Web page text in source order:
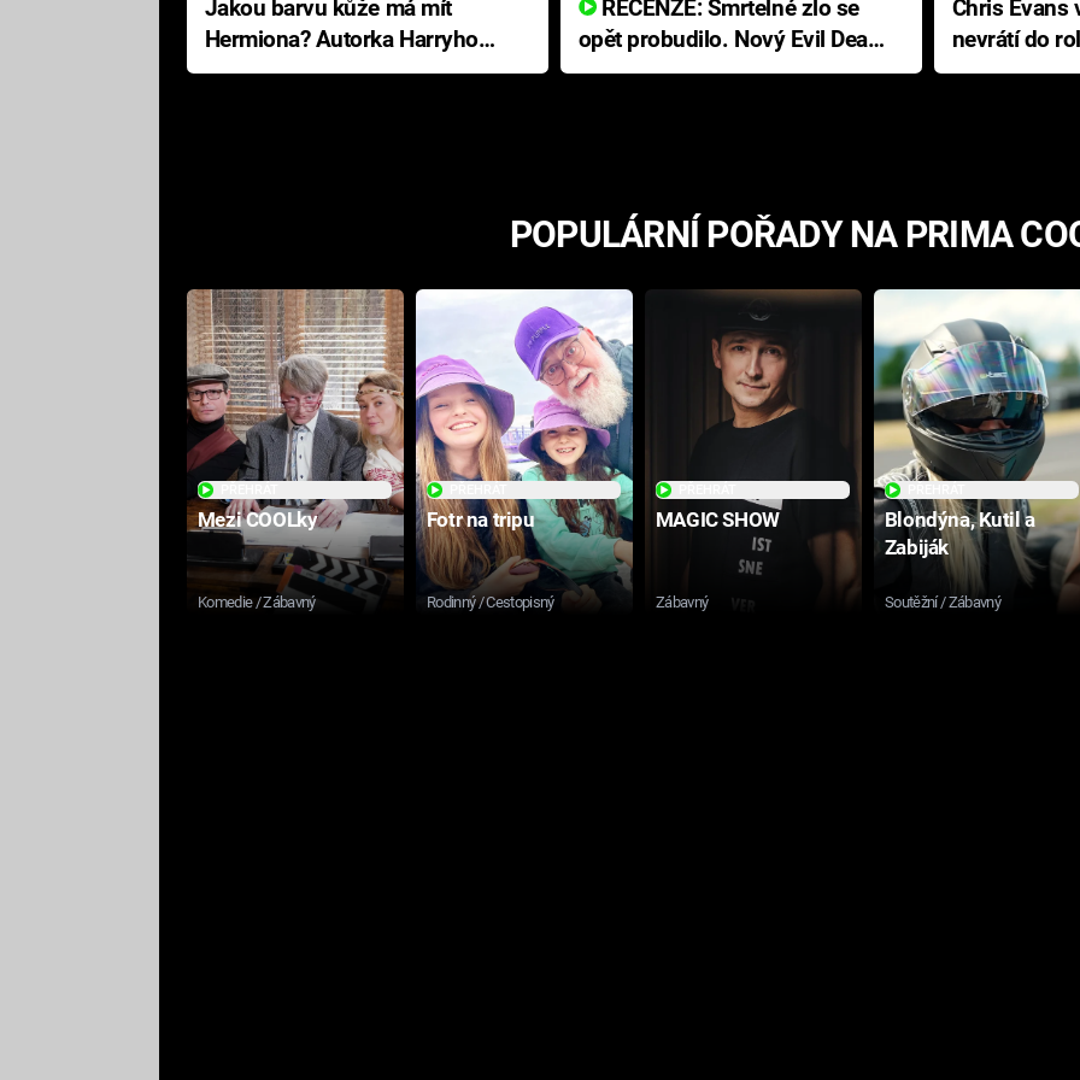
Jakou barvu kůže má mít
Hermiona? Autorka Harryho
Pottera přišla s ráznou
RECENZE: Smrtelné zlo se
opět probudilo. Nový Evil Dead
přichází s neodolatelnou
Chris Evans
nevrátí do
Ameriky
POPULÁRNÍ POŘADY NA PRIMA
Mezi COOLky
Komedie / Zábavný
Fotr na tripu
Rodinný / Cestopisný
MAGIC SHOW
Zábavný
Blondýna, Kutil a
Zabiják
Soutěžní / Zábavný